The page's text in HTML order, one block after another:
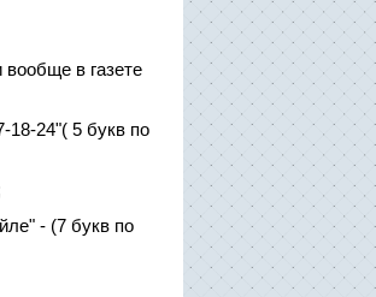
в газете
24"( 5 букв по
- (7 букв по